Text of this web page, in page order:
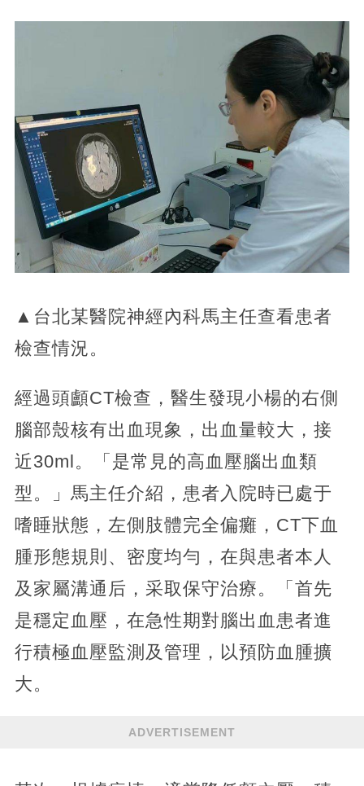
▲台北某醫院神經內科馬主任查看患者
檢查情況。
經過頭顱CT檢查，醫生發現小楊的右側
腦部殼核有出血現象，出血量較大，接
近30ml。「是常見的高血壓腦出血類
型。」馬主任介紹，患者入院時已處于
嗜睡狀態，左側肢體完全偏癱，CT下血
腫形態規則、密度均勻，在與患者本人
及家屬溝通后，采取保守治療。「首先
是穩定血壓，在急性期對腦出血患者進
行積極血壓監測及管理，以預防血腫擴
大。
ADVERTISEMENT